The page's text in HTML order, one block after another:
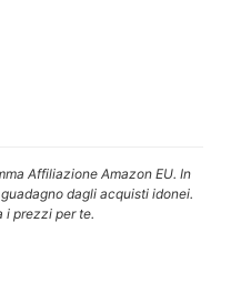
Affiliazione Amazon EU. In
dagli acquisti idonei.
i prezzi per te.